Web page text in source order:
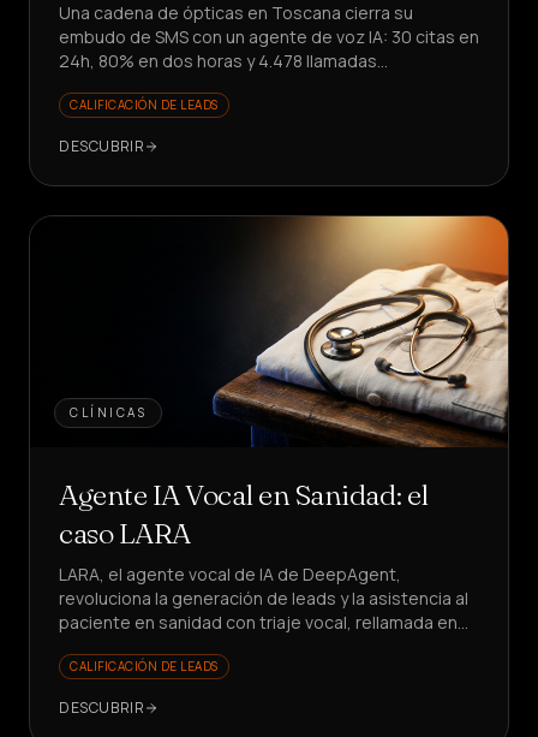
Una cadena de ópticas en Toscana cierra su
embudo de SMS con un agente de voz IA: 30 citas en
24h, 80% en dos horas y 4.478 llamadas
CALIFICACIÓN DE LEADS
DESCUBRIR
CLÍNICAS
Agente IA Vocal en Sanidad: el
caso LARA
LARA, el agente vocal de IA de DeepAgent,
revoluciona la generación de leads y la asistencia al
paciente en sanidad con triaje vocal, rellamada en
CALIFICACIÓN DE LEADS
DESCUBRIR